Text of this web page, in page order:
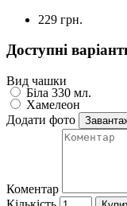
229 грн.
Доступні
Вид чашки
Біла 330 мл.
Хамелеон
Додати фото
Коментар